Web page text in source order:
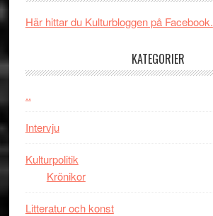
Här hittar du Kulturbloggen på Facebook.
KATEGORIER
..
Intervju
Kulturpolitik
Krönikor
Litteratur och konst